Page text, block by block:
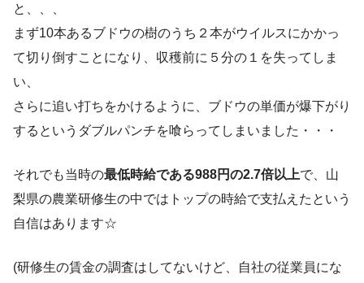
と、、、
まず10本あるブドウの樹のうち２本がウイルスにかかっ
て切り倒すことになり、収穫前に５分の１を失ってしま
い、
さらに追い打ちをかけるように、ブドウの単価が爆下がり
するというダブルパンチを喰らってしまいました・・・
それでも当時の最低時給である988円の2.7倍以上で、山
梨県の農業研修生の中ではトップの時給で支払えたという
自信はあります☆
(研修生の賃金の調査はしてないけど、自社の従業員にな